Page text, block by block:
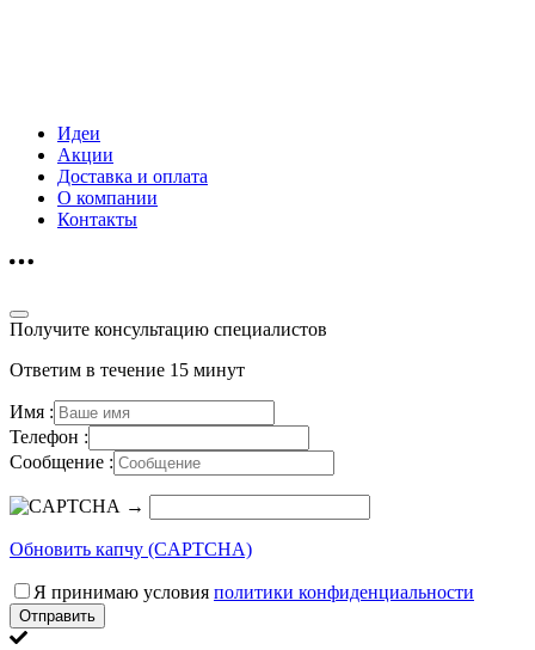
Идеи
Акции
Доставка и оплата
О компании
Контакты
Получите консультацию специалистов
Ответим в течение 15 минут
Имя :
Телефон :
Сообщение :
→
Обновить капчу (CAPTCHA)
Я принимаю условия политики конфиденциальности
Отправить